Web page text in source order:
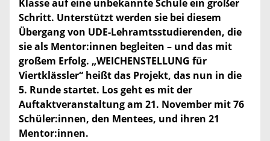
Klasse auf eine unbekannte Schule ein großer
Schritt. Unterstützt werden sie bei diesem
Übergang von UDE-Lehramtsstudierenden, die
sie als Mentor:innen begleiten – und das mit
großem Erfolg. „WEICHENSTELLUNG für
Viertklässler“ heißt das Projekt, das nun in die
5. Runde startet. Los geht es mit der
Auftaktveranstaltung am 21. November mit 76
Schüler:innen, den Mentees, und ihren 21
Mentor:innen.